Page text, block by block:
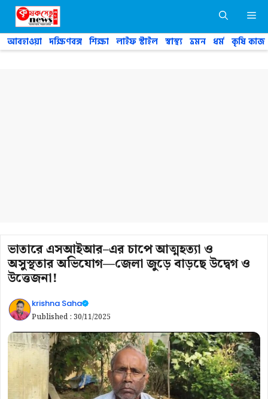
Skip
content
আবহাওয়া দক্ষিণবঙ্গ শিক্ষা লাইফ স্টাইল স্বাস্থ্য ভ্রমন ধর্ম কৃষি কাজ
ভাতারে এসআইআর–এর চাপে আত্মহত্যা ও
অসুস্থতার অভিযোগ—জেলা জুড়ে বাড়ছে উদ্বেগ ও
উত্তেজনা!
krishna Saha
Published : 30/11/2025